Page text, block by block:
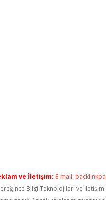
ve İletişim: E-mail:
gereğince Bilgi Teknolojileri ve